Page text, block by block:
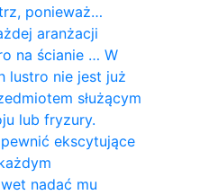
ponieważ…
aranżacji
na ścianie … W
lustro nie jest już
służącym
lub fryzury.
ekscytujące
nadać mu